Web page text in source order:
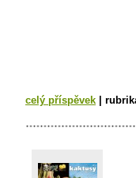
celý příspěvek